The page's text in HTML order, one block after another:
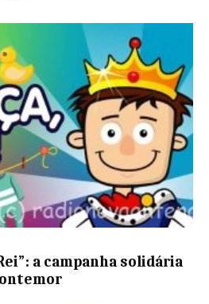
a campanha solidária